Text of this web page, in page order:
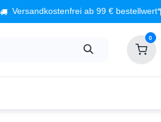
Versandkostenfrei ab 99 € bestellwert*
0